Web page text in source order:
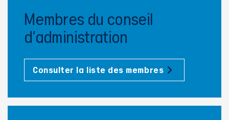
Membres du conseil
d'administration
Consulter la liste des membres